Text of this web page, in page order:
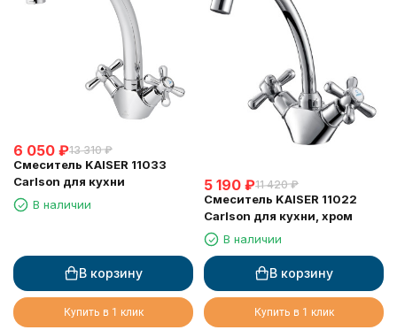
6 050 ₽13 310 ₽
Смеситель KAISER 11033
Carlson для кухни
В наличии
В корзину
Купить в 1 клик
5 190 ₽11 420 ₽
Смеситель KAISER 11022
Carlson для кухни, хром
В наличии
В корзину
Купить в 1 клик